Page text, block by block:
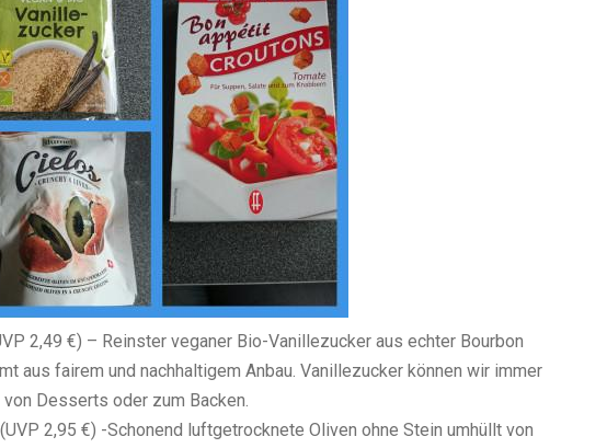
2,49 €) – Reinster veganer Bio-Vanillezucker aus echter Bourbon
aus fairem und nachhaltigem Anbau. Vanillezucker können wir immer
Desserts oder zum Backen.
(UVP 2,95 €) -Schonend luftgetrocknete Oliven ohne Stein umhüllt von